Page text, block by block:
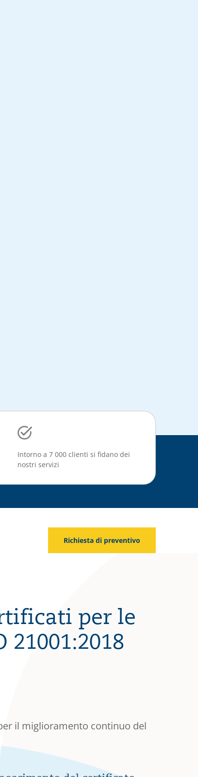
Intorno a 7 000 clienti si fidano dei
nostri servizi
Richiesta di preventivo
per le
il miglioramento continuo del